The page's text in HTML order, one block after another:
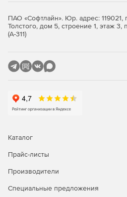
средства хранения.
ПАО «Софтлайн». Юр. адрес: 119021,
Толстого, дом 5, строение 1, этаж
(А-311)
Каталог
Прайс-листы
Производители
Специальные предложения